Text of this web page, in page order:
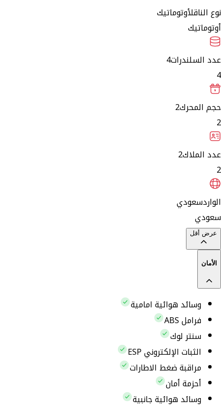
نوع الناقلأوتوماتيك
أوتوماتيك
عدد السلندرات4
4
حجم المحرك2
2
عدد الملاك2
2
الواردسعودي
سعودي
عرض أقل
الأمان
وسائد هوائية امامية
فرامل ABS
سنتر لوك
الثبات الإلكتروني ESP
مراقبة ضغط الاطارات
أحزمة أمان
وسائد هوائية جانبية